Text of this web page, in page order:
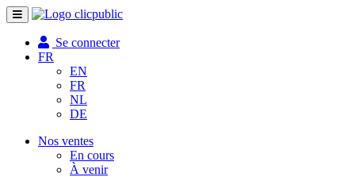
Toggle
navigation
Se connecter
FR
EN
FR
NL
DE
Nos ventes
En cours
À venir